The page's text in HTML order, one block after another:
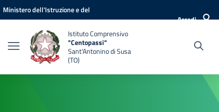
Vai ai contenuti
Vai al menu di navigazione
Vai al footer
Ministero dell'Istruzione e del
Accedi
Istituto Comprensivo
"Centopassi"
Sant'Antonino di Susa
(TO)